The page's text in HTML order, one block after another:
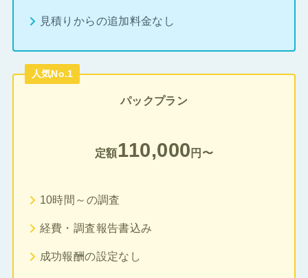
見積りからの追加料金なし
人気No.1
パックプラン
定額110,000 円〜
10時間～の調査
経費・調査報告書込み
成功報酬の設定なし